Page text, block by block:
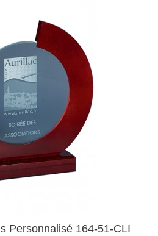
Personnalisé 164-51-CLI